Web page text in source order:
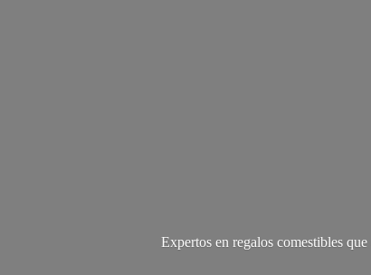
Expertos en regalos comestibles